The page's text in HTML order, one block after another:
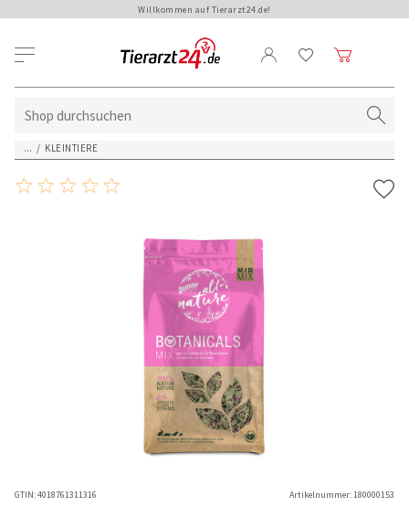
Willkommen auf Tierarzt24.de!
... / KLEINTIERE
GTIN:4018761311316 Artikelnummer:180000153